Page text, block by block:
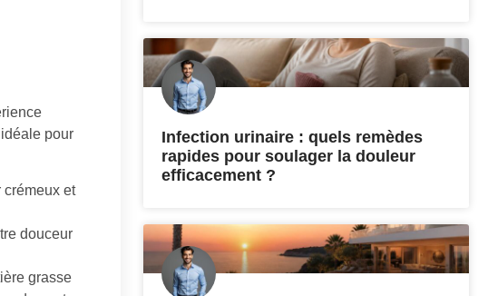
pour
crémeux et
douceur
grasse
Infection urinaire : quels remèdes
rapides pour soulager la douleur
efficacement ?